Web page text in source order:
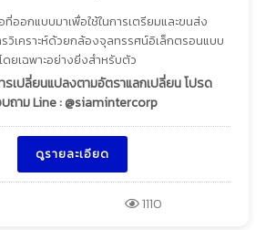
ที่ออกแบบมาเพื่อใช้ในการเตรียมและขนส่ง
วิเคราะห์ด้วยกล้องจุลทรรศน์อิเล็กตรอนแบบ
ดยเฉพาะอย่างยิ่งสำหรับตัว
รเปลี่ยนแปลงตามอัตราแลกเปลี่ยน โปรด
ถาม Line : @siamintercorp
ดูรายละเอียด
1110